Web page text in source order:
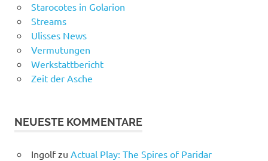
Starocotes in Golarion
Streams
Ulisses News
Vermutungen
Werkstattbericht
Zeit der Asche
NEUESTE KOMMENTARE
Ingolfzu Actual Play: The Spires of Paridar